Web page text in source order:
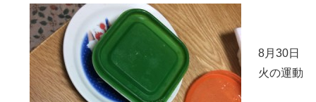
8月30日
火の運動